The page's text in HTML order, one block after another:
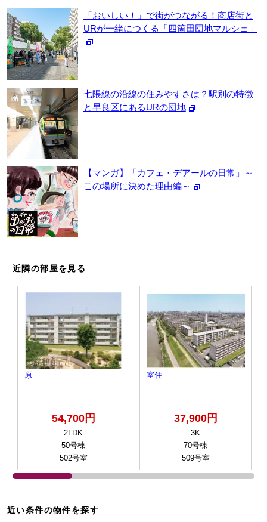
「おいしい！」で街がつながる！商店街と
URが一緒につくる「四箇田団地マルシェ」
七隈線の沿線の住みやすさは？駅別の特徴
と早良区にあるURの団地
【マンガ】「カフェ・デアールの日常」～
この場所に決めた理由編～
近隣の部屋を見る
原
54,700円
2LDK
50号棟
502号室
室住
37,900円
3K
70号棟
509号室
近い条件の物件を探す